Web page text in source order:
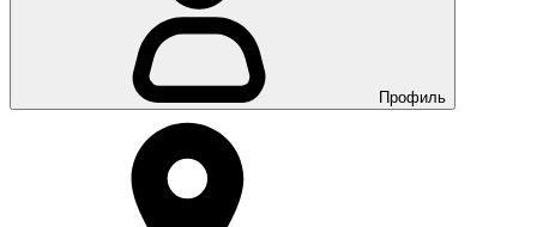
Профиль